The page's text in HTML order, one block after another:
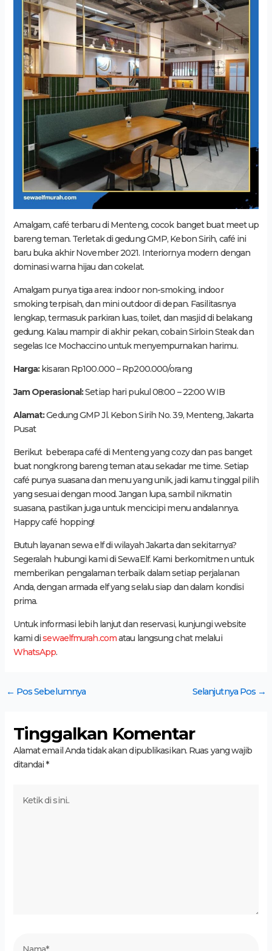
Amalgam, café terbaru di Menteng, cocok banget buat meet up
bareng teman. Terletak di gedung GMP, Kebon Sirih, café ini
baru buka akhir November 2021. Interiornya modern dengan
dominasi warna hijau dan cokelat.
Amalgam punya tiga area: indoor non-smoking, indoor
smoking terpisah, dan mini outdoor di depan. Fasilitasnya
lengkap, termasuk parkiran luas, toilet, dan masjid di belakang
gedung. Kalau mampir di akhir pekan, cobain Sirloin Steak dan
segelas Ice Mochaccino untuk menyempurnakan harimu.
Harga:kisaran Rp100.000 – Rp200.000/orang
Jam Operasional:Setiap hari pukul 08:00 – 22:00 WIB
Alamat:Gedung GMP Jl. Kebon Sirih No. 39, Menteng, Jakarta
Pusat
Berikut beberapa café di Menteng yang cozy dan pas banget
buat nongkrong bareng teman atau sekadar me time. Setiap
café punya suasana dan menu yang unik, jadi kamu tinggal pilih
yang sesuai dengan mood. Jangan lupa, sambil nikmatin
suasana, pastikan juga untuk mencicipi menu andalannya.
Happy café hopping!
Butuh layanan sewa elf di wilayah Jakarta dan sekitarnya?
Segeralah hubungi kami di SewaElf. Kami berkomitmen untuk
memberikan pengalaman terbaik dalam setiap perjalanan
Anda, dengan armada elf yang selalu siap dan dalam kondisi
prima.
Untuk informasi lebih lanjut dan reservasi, kunjungi website
kami disewaelfmurah.comatau langsung chat melalui
WhatsApp.
← Pos Sebelumnya Selanjutnya Pos →
Tinggalkan Komentar
Alamat email Anda tidak akan dipublikasikan. Ruas yang wajib
ditandai*